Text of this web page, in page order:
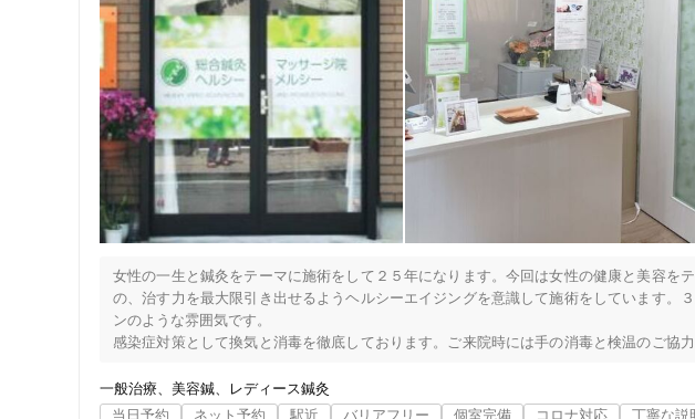
住所
しっかりと全身をみていく90分コースなど
一人一人の症状に合わせたコースを各種ご用意しています！
肩こり・腰痛・頭痛・疲れ・だるさ・足のむくみなどに効果的です。
＼＼はりきゅう＋マッサージ／／
はりきゅう施術とマッサージを組み合わせたコースです。
症状の早期回復を目指す方におすすめ！
30分～90分コースをご用意しています。
〇首・肩・腰の辛さをなんとかしたい
〇スポーツ中に捻挫、打撲などケガをしてしまった
〇身体の骨格を調整して、不調の原因を根本から改善したい人
女性の一生と鍼灸をテーマに施術をして２５年になります。今回は女性の健康と美容を
の、治す力を最大限引き出せるようヘルシーエイジングを意識して施術をしています。
ンのような雰囲気です。
感染症対策として換気と消毒を徹底しております。ご来院時には手の消毒と検温のご協
用意しております。全身の鍼灸マッサージは短めから長めのコースまであります。美容
施術の後に行います。体調に合わせてい選びください。コンセプトは「私を大事にする
一般治療 美容鍼
レディース鍼灸
当日予約
ネット予約 駅近 バリアフリー 個室完備 コロナ対応 丁寧な説